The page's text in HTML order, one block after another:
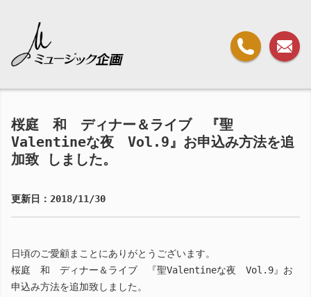
桜庭 和 ディナー＆ライブ 『聖
Valentineな夜 Vol.9』お申込み方法を追
加致 しました。
更新日：2018/11/30
日頃のご愛顧まことにありがとうございます。
桜庭 和 ディナー＆ライブ 『聖Valentineな夜 Vol.9』お
申込み方法を追加致しました。